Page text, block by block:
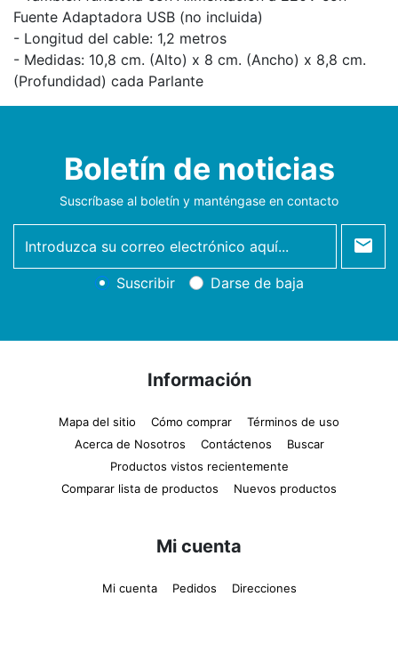
Fuente Adaptadora USB (no incluida)
- Longitud del cable: 1,2 metros
- Medidas: 10,8 cm. (Alto) x 8 cm. (Ancho) x 8,8 cm.
(Profundidad) cada Parlante
Boletín de noticias
Suscríbase al boletín y manténgase en contacto
newsletter
Suscribir Darse de baja
Información
Mapa del sitio Cómo comprar
Términos de uso
Acerca de Nosotros
Contáctenos
Buscar
Productos vistos recientemente
Comparar lista de productos
Nuevos productos
Mi cuenta
Mi cuenta Pedidos Direcciones